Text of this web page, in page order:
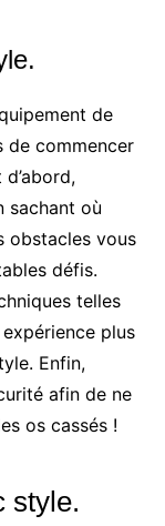
de
de commencer
sachant où
obstacles vous
défis.
telles
plus
Enfin,
afin de ne
os cassés !
style.